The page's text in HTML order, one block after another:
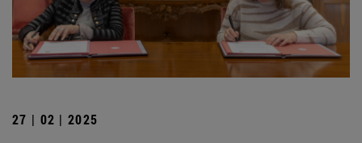
27 | 02 | 2025